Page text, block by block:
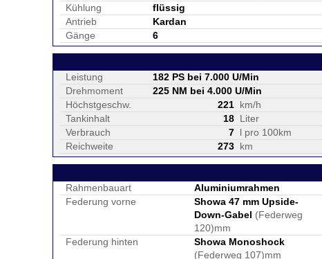
Kühlung
flüssig
Antrieb
Kardan
Gänge
6
Leistung
182 PS bei 7.000 U/Min
Drehmoment
225 NM bei 4.000 U/Min
Höchstgeschw.
221 km/h
Tankinhalt
18 Liter
Verbrauch
7 l pro 100km
Reichweite
273 km
Rahmenbauart
Aluminiumrahmen
Federung vorne
Showa 47 mm Upside-
Down-Gabel (Federweg
120)mm
Federung hinten
Showa Monoshock
(Federweg 107)mm